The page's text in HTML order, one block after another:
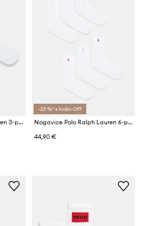
Nogavice Polo Ralph Lauren 3-pack
-25 %* s kodo: OFF
Nogavice Polo Ralph Lauren 6-pack
44,90 €